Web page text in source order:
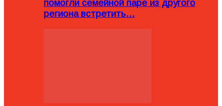
помогли семейной паре из другого
региона встретить…